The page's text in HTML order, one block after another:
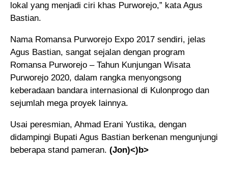
lokal yang menjadi ciri khas Purworejo,” kata Agus
Bastian.
Nama Romansa Purworejo Expo 2017 sendiri, jelas
Agus Bastian, sangat sejalan dengan program
Romansa Purworejo – Tahun Kunjungan Wisata
Purworejo 2020, dalam rangka menyongsong
keberadaan bandara internasional di Kulonprogo dan
sejumlah mega proyek lainnya.
Usai peresmian, Ahmad Erani Yustika, dengan
didampingi Bupati Agus Bastian berkenan mengunjungi
beberapa stand pameran. (Jon)<)b>